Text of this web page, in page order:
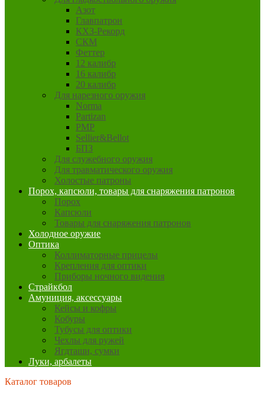
Азот
Главпатрон
КХЗ-Рекорд
СКМ
Феттер
12 калибр
16 калибр
20 калибр
Для нарезного оружия
Norma
Partizan
PMP
Sellier&Bellot
БПЗ
Для служебного оружия
Для травматического оружия
Холостые патроны
Порох, капсюли, товары для снаряжения патронов
Порох
Капсюли
Товары для снаряжения патронов
Холодное оружие
Оптика
Коллиматорные прицелы
Крепления для оптики
Приборы ночного видения
Страйкбол
Амуниция, аксессуары
Кейсы и кофры
Кобуры
Тубусы для оптики
Чехлы для ружей
Ягдташи, сумки
Луки, арбалеты
Каталог товаров